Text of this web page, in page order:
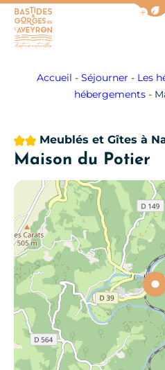
Accueil - Séjourner - Les
hébergements-
2 étoilesMeublés et Gîtes à
Maison du Potier